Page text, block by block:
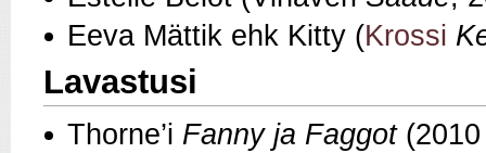
Eeva Mättik ehk Kitty (Krossi
Lavastusi
Thorne’i Fanny ja Faggot